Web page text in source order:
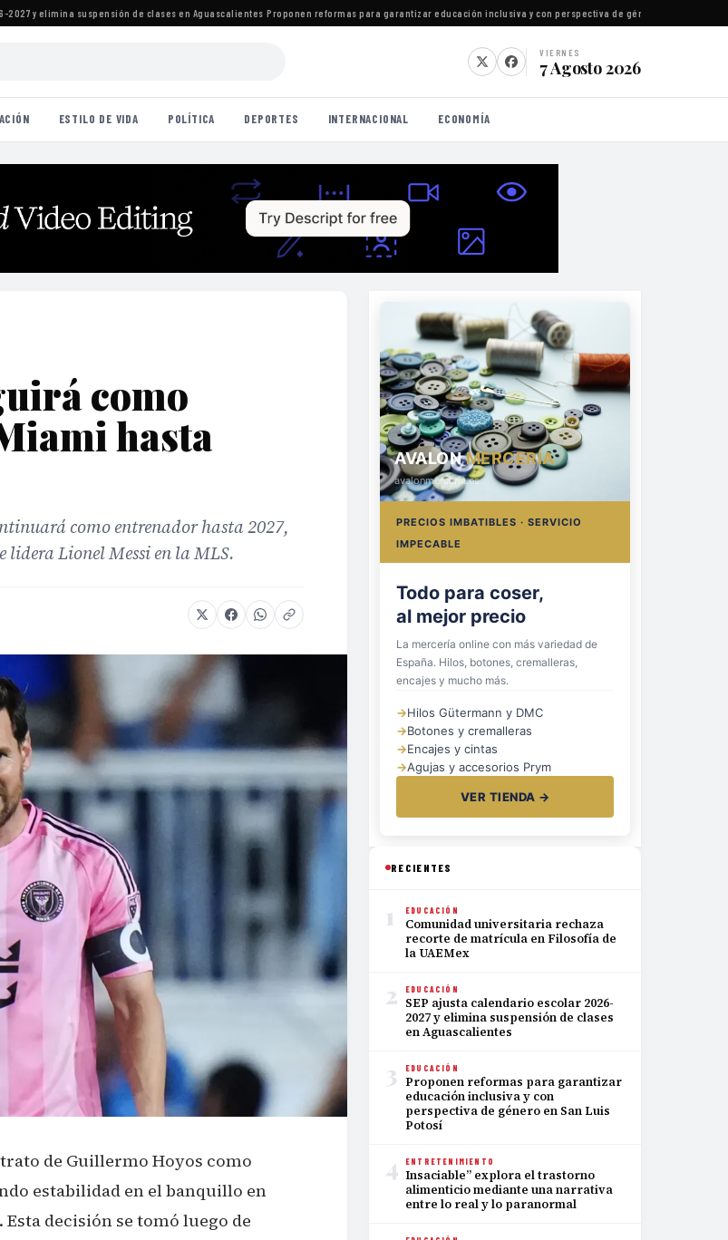
y elimina suspensión de clases en Aguascalientes·Proponen reformas para garantizar educación inclusiva y con perspectiva de género en San Luis Potosí
VIERNES
7 Agosto 2026
ESTILO DE VIDA POLÍTICA DEPORTES INTERNACIONAL ECONOMÍA
como
hasta
como entrenador hasta 2027,
Lionel Messi en la MLS.
de Guillermo Hoyos como
estabilidad en el banquillo en
decisión se tomó luego de
AVALONMERCERÍA
avalonmerceria.es
PRECIOS IMBATIBLES · SERVICIO
IMPECABLE
Hilos, botones
y cremalleras
La mercería online con más variedad de
España. Hilos, botones, cremalleras,
encajes y mucho más.
→Hilos Gütermann y DMC
→Botones y cremalleras
→Encajes y cintas
→Agujas y accesorios Prym
VER TIENDA →
RECIENTES
1 EDUCACIÓN
Comunidad universitaria rechaza
recorte de matrícula en Filosofía de
la UAEMex
2 EDUCACIÓN
SEP ajusta calendario escolar 2026-
2027 y elimina suspensión de clases
en Aguascalientes
3 EDUCACIÓN
Proponen reformas para garantizar
educación inclusiva y con
perspectiva de género en San Luis
Potosí
4 ENTRETENIMIENTO
Insaciable” explora el trastorno
alimenticio mediante una narrativa
entre lo real y lo paranormal